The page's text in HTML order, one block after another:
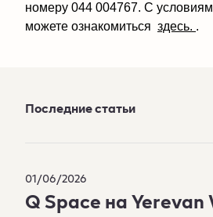
номеру 044 004767. С
можете ознакомиться здесь. .
Последние статьи
01/06/2026
Q Space на